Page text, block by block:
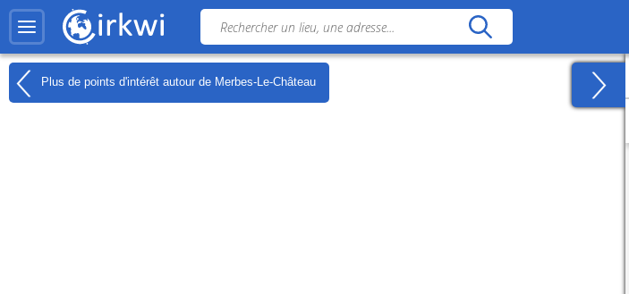
Plus de points d'intérêt autour de Merbes-Le-Château